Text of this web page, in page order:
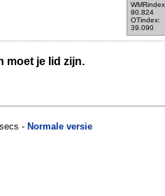
90.824
OTindex:
39.090
moet je lid zijn.
secs - Normale versie